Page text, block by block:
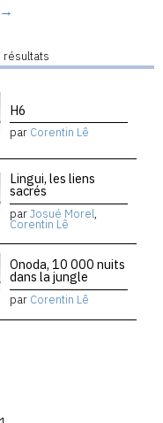
→
résultats
H6
par Corentin Lê
Lingui, les liens
sacrés
parJosué Morel,
Corentin Lê
Onoda, 10 000 nuits
dans la jungle
par Corentin Lê